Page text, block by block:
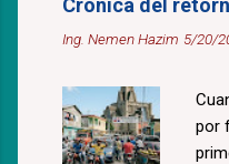
Crónica del
Ing. Nemen Hazim 5/20/
por